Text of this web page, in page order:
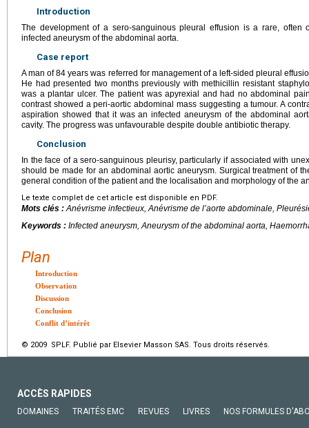
Introduction
The development of a sero-sanguinous pleural effusion is a rare, often
infected aneurysm of the abdominal aorta.
Case report
A man of 84 years was referred for management of a left-sided pleural
He had presented two months previously with methicillin resistant
was a plantar ulcer. The patient was apyrexial and had no abdominal
contrast showed a peri-aortic abdominal mass suggesting a tumour. A
aspiration showed that it was an infected aneurysm of the abdominal
cavity. The progress was unfavourable despite double antibiotic therapy.
Conclusion
In the face of a sero-sanguinous pleurisy, particularly if associated with
should be made for an abdominal aortic aneurysm. Surgical treatment of
general condition of the patient and the localisation and morphology of the
Le texte complet de cet article est disponible en PDF.
Mots clés :Anévrisme infectieux, Anévrisme de l’aorte abdominale,
Keywords : Infected aneurysm, Aneurysm of the abdominal aorta,
Plan
Introduction
Observation
Discussion
Conclusion
Conflit d’intérêt
© 2009 SPLF. Publié par Elsevier Masson SAS. Tous droits réservés.
ACCÈS RAPIDES
DOMAINES TRAITÉS EMC REVUES LIVRES NOS FORMULES